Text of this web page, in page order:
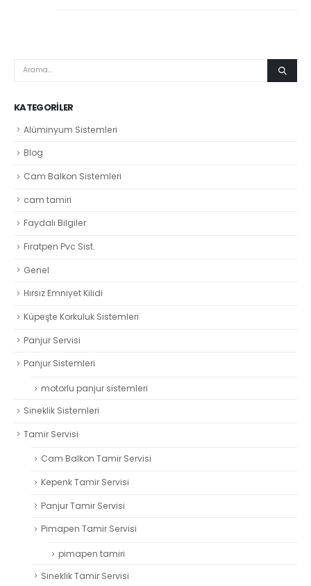
KATEGORILER
Alüminyum Sistemleri
Blog
Cam Balkon Sistemleri
cam tamiri
Faydalı Bilgiler
Fıratpen Pvc Sist.
Genel
Hırsız Emniyet Kilidi
Küpeşte Korkuluk Sistemleri
Panjur Servisi
Panjur Sistemleri
motorlu panjur sistemleri
Sineklik Sistemleri
Tamir Servisi
Cam Balkon Tamir Servisi
Kepenk Tamir Servisi
Panjur Tamir Servisi
Pimapen Tamir Servisi
pimapen tamiri
Sineklik Tamir Servisi